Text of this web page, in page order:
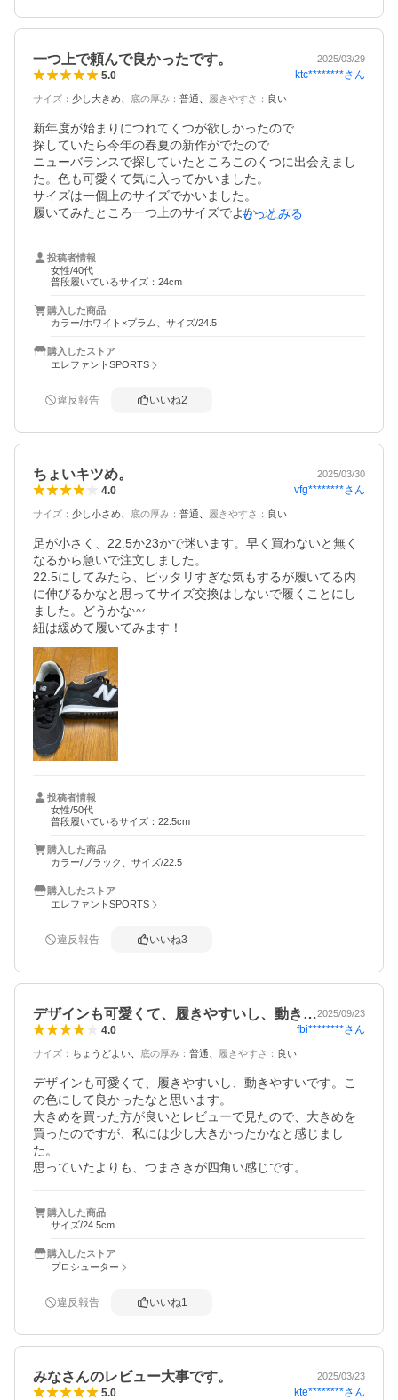
一つ上で頼んで良かったです。 2025/03/29
5.0 ktc********さん
サイズ ： 少し大きめ 底の厚み ： 普通 履きやすさ ： 良い
新年度が始まりにつれてくつが欲しかったので
探していたら今年の春夏の新作がでたので
ニューバランスで探していたところこのくつに出会えまし
た。色も可愛くて気に入ってかいました。
サイズは一個上のサイズでかいました。
履いてみたところ一つ上のサイズでよかったです。
もっとみる
投稿者情報
女性/40代
普段履いているサイズ：24cm
購入した商品
カラー/ホワイト×プラム、サイズ/24.5
購入したストア
エレファントSPORTS
違反報告 いいね2
ちょいキツめ。 2025/03/30
4.0 vfg********さん
サイズ ： 少し小さめ 底の厚み ： 普通 履きやすさ ： 良い
足が小さく、22.5か23かで迷います。早く買わないと無く
なるから急いで注文しました。
22.5にしてみたら、ピッタリすぎな気もするが履いてる内
に伸びるかなと思ってサイズ交換はしないで履くことにし
ました。どうかな〰️
紐は緩めて履いてみます！
投稿者情報
女性/50代
普段履いているサイズ：22.5cm
購入した商品
カラー/ブラック、サイズ/22.5
購入したストア
エレファントSPORTS
違反報告 いいね3
デザインも可愛くて、履きやすいし、動き…2025/09/23
4.0 fbi********さん
サイズ ： ちょうどよい 底の厚み ： 普通 履きやすさ ： 良い
デザインも可愛くて、履きやすいし、動きやすいです。こ
の色にして良かったなと思います。
大きめを買った方が良いとレビューで見たので、大きめを
買ったのですが、私には少し大きかったかなと感じまし
た。
思っていたよりも、つまさきが四角い感じです。
購入した商品
サイズ/24.5cm
購入したストア
プロシューター
違反報告 いいね1
みなさんのレビュー大事です。 2025/03/23
5.0 kte********さん